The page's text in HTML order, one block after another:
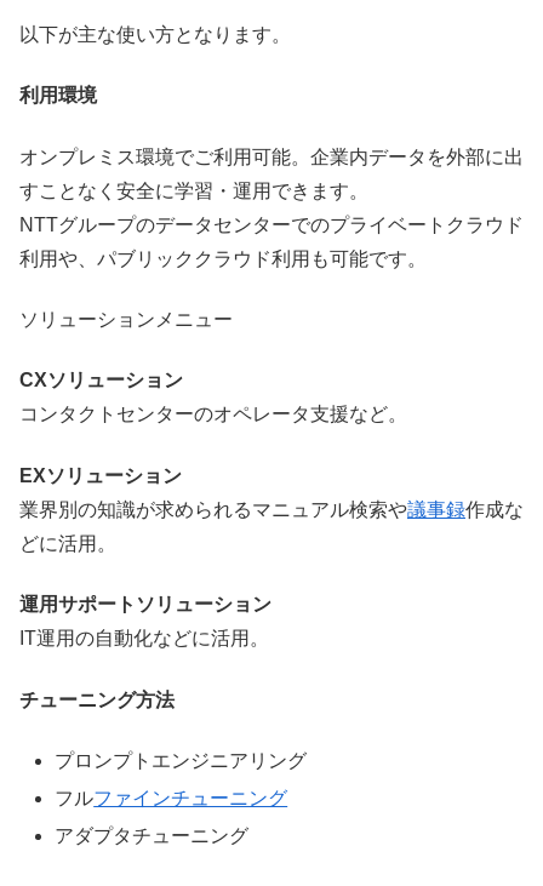
以下が主な使い方となります。
利用環境
オンプレミス環境でご利用可能。企業内データを外部に出
すことなく安全に学習・運用できます。
NTTグループのデータセンターでのプライベートクラウド
利用や、パブリッククラウド利用も可能です。
ソリューションメニュー
CXソリューション
コンタクトセンターのオペレータ支援など。
EXソリューション
業界別の知識が求められるマニュアル検索や議事録作成な
どに活用。
運用サポートソリューション
IT運用の自動化などに活用。
チューニング方法
プロンプトエンジニアリング
フルファインチューニング
アダプタチューニング